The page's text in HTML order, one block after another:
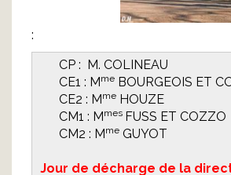
:
CP : M. COLINEAU
CE1 : Mme BOURGEOIS ET
CE2 : Mme HOUZE
CM1 : Mmes FUSS ET COZZO
CM2 : Mme GUYOT
Jour de décharge de la